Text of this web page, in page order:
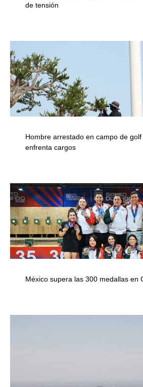
de tensión
Hombre arrestado en campo de
enfrenta cargos
México supera las 300 medallas en